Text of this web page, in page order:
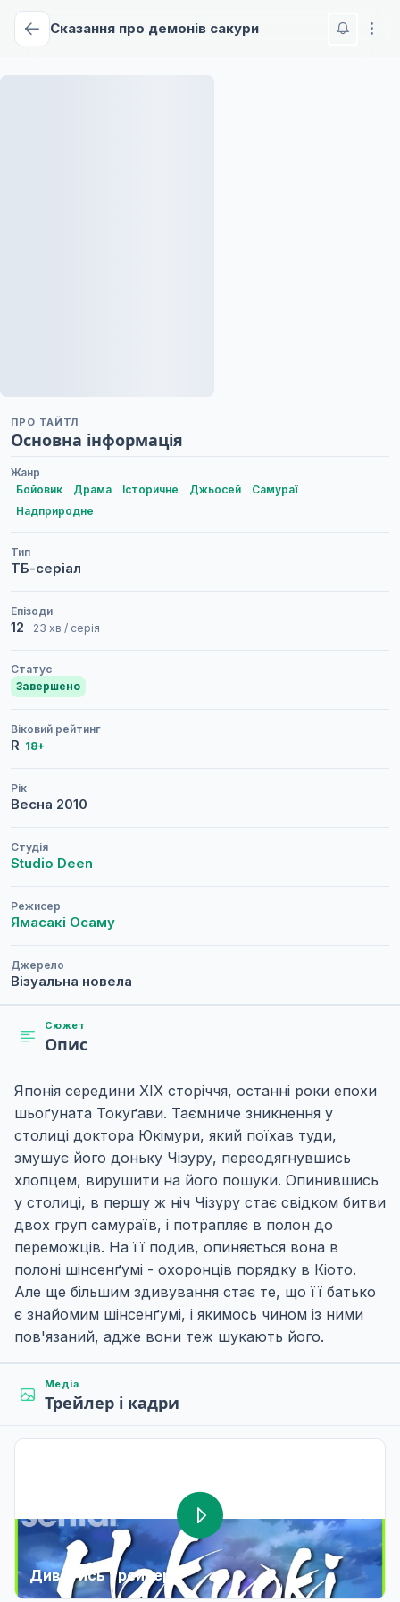
Сказання про демонів сакури
ПРО ТАЙТЛ
Основна інформація
Жанр
Бойовик
Драма Історичне Джьосей
Самураї
Надприродне
Тип
ТБ-серіал
Епізоди
12 · 23 хв / серія
Статус
Завершено
Віковий рейтинг
R 18+
Рік
Весна 2010
Студія
Studio Deen
Режисер
Ямасакі Осаму
Джерело
Візуальна новела
Сюжет
Опис
Японія середини XIX сторіччя, останні роки епохи
шьоґуната Токуґави. Таємниче зникнення у
столиці доктора Юкімури, який поїхав туди,
змушує його доньку Чізуру, переодягнувшись
хлопцем, вирушити на його пошуки. Опинившись
у столиці, в першу ж ніч Чізуру стає свідком битви
двох груп самураїв, і потрапляє в полон до
переможців. На її подив, опиняється вона в
полоні шінсенґумі - охоронців порядку в Кіото.
Але ще більшим здивування стає те, що її батько
є знайомим шінсенґумі, і якимось чином із ними
пов'язаний, адже вони теж шукають його.
Медіа
Трейлер і кадри
Дивитись трейлер